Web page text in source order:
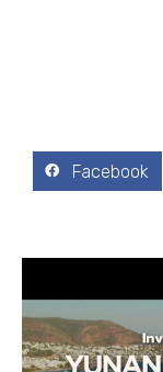
Facebook